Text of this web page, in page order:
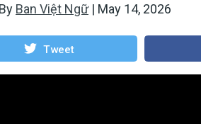
By Ban Việt Ngữ| May 14, 2026
Tweet